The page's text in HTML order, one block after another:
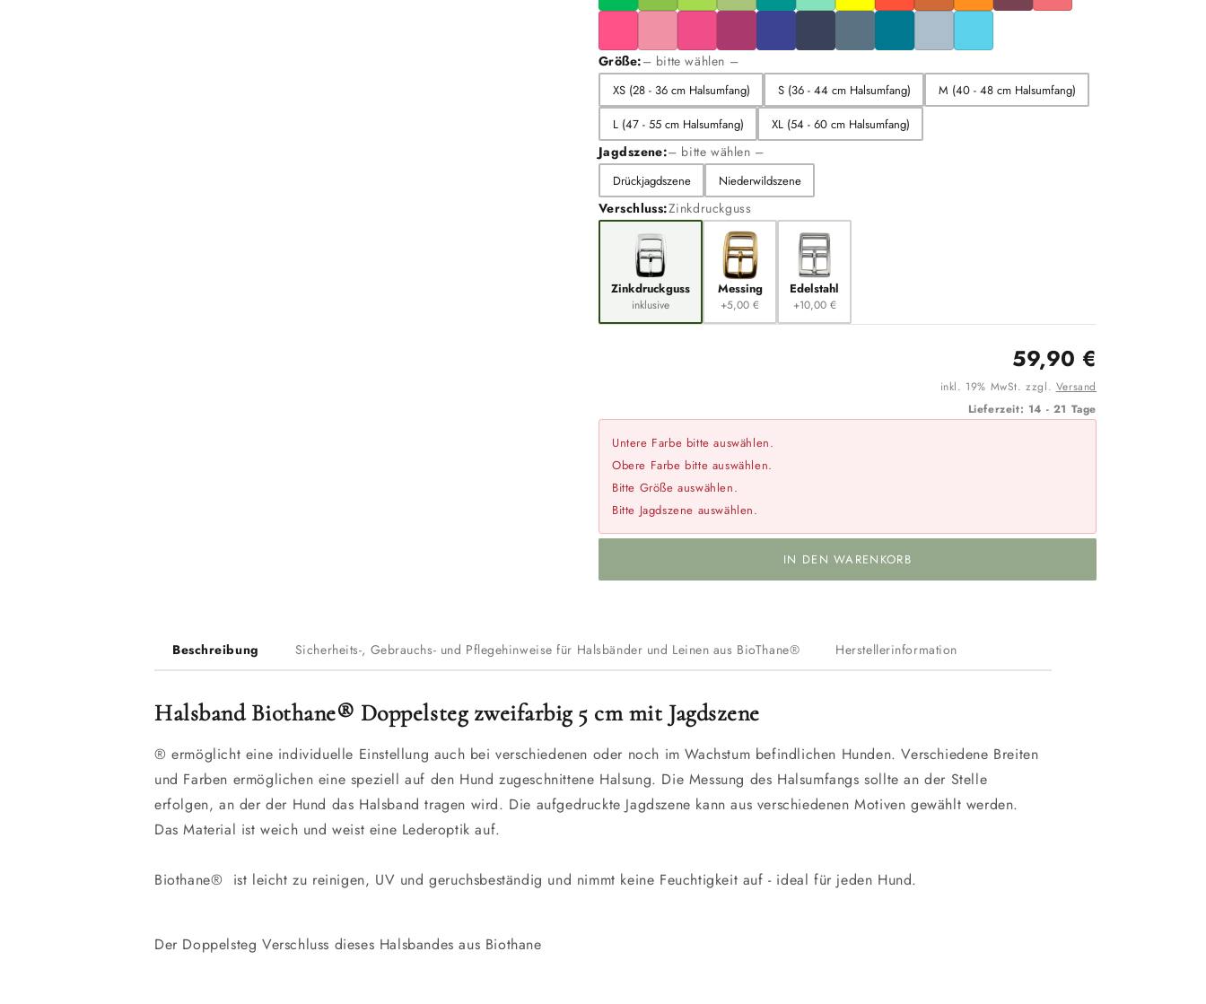
Größe:– bitte wählen –
XS (28 - 36 cm Halsumfang) S (36 - 44 cm Halsumfang)
M (40 - 48 cm Halsumfang)
L (47 - 55 cm Halsumfang)
XL (54 - 60 cm Halsumfang)
Jagdszene:– bitte wählen –
Drückjagdszene Niederwildszene
Verschluss:Zinkdruckguss
Zinkdruckguss
inklusive
Messing
+5,00 €
Edelstahl
+10,00 €
59,90 €
inkl. 19% MwSt. zzgl. Versand
Lieferzeit: 14 - 21 Tage
Untere Farbe bitte auswählen.
Obere Farbe bitte auswählen.
Bitte Größe auswählen.
Bitte Jagdszene auswählen.
IN DEN WARENKORB
Beschreibung Sicherheits-, Gebrauchs- und Pflegehinweise für Halsbänder und Leinen aus BioThane® Herstellerinformation
Halsband Biothane® Doppelsteg zweifarbig 5 cm mit Jagdszene
®ermöglicht eine individuelle Einstellung auch bei verschiedenen oder noch im Wachstum befindlichen Hunden. Verschiedene Breiten
und Farben ermöglichen eine speziell auf den Hund zugeschnittene Halsung. Die Messung des Halsumfangs sollte an der Stelle
erfolgen, an der der Hund das Halsband tragen wird. Die aufgedruckte Jagdszene kann aus verschiedenen Motiven gewählt werden.
Das Material ist weich und weist eine Lederoptik auf.
Biothane® ist leicht zu reinigen, UV und geruchsbeständig und nimmt keine Feuchtigkeit auf - ideal für jeden Hund.
Der Doppelsteg Verschluss dieses Halsbandes aus Biothane